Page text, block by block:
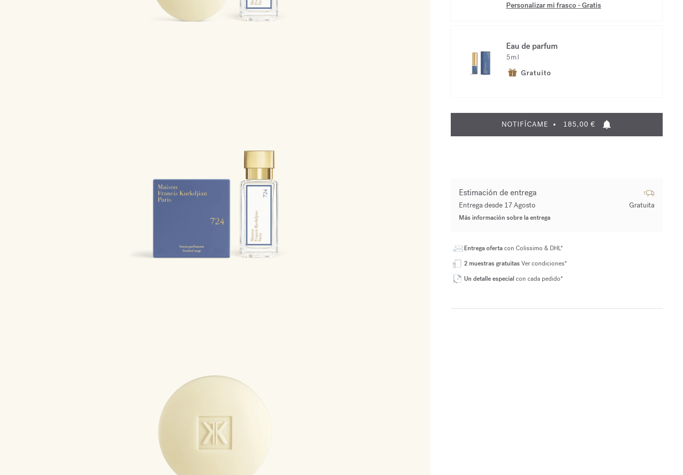
Personalizar mi frasco-Gratis
Eau de parfum
5ml
Gratuito
NOTIFÍCAME 185,00 €
Estimación de entrega
Entrega desde 17 Agosto Gratuita
Más información sobre la entrega
Entrega ofertacon Colissimo & DHL*
2 muestras gratuitasVer condiciones*
Un detalle especialcon cada pedido*